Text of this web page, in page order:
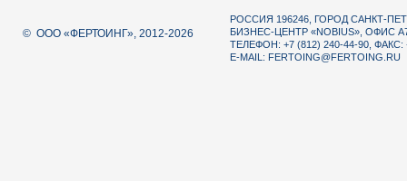
© ООО «ФЕРТОИНГ», 2012-2026
РОССИЯ 196246, ГОРОД САНКТ-
БИЗНЕС-ЦЕНТР «NOBIUS», ОФИС
ТЕЛЕФОН: +7 (812) 240-44-90, ФАКС:
E-MAIL: FERTOING@FERTOING.RU